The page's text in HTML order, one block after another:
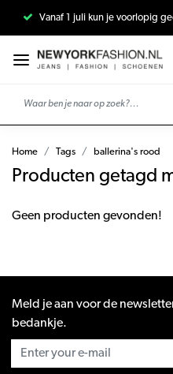
Vanaf 1 juli kun je voorlopig
Home Tags ballerina's rood
Producten getagd
Geen producten gevonden!
Meld je aan voor de
bedankje.